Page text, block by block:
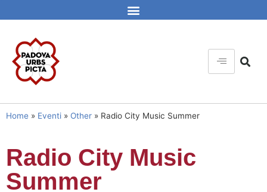
Home » Eventi » Other » Radio City Music Summer
Radio City Music
Summer